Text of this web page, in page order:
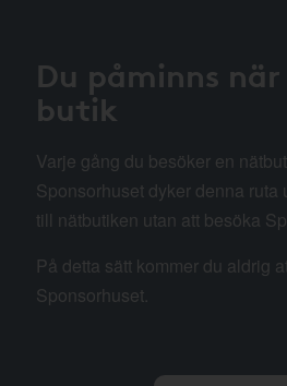
Du påminns
butik
Varje gång du besöker en
Sponsorhuset dyker denna
till nätbutiken utan att besöka
På detta sätt kommer du aldrig
Sponsorhuset.